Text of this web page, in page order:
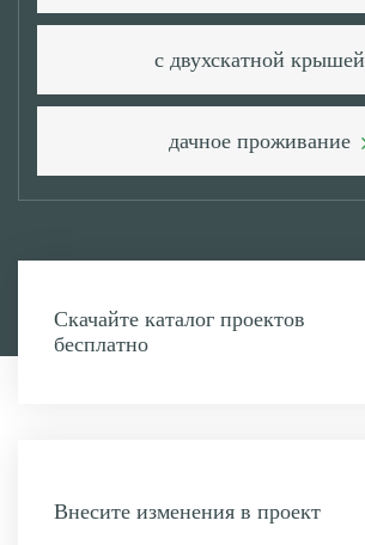
с двухскатной крышей
дачное проживание
Скачайте каталог проектов
бесплатно
Внесите изменения в проект